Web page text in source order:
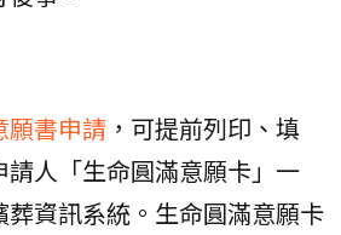
願書申請 ，可提前列印、填
人「生命圓滿意願卡」一
資訊系統。生命圓滿意願卡